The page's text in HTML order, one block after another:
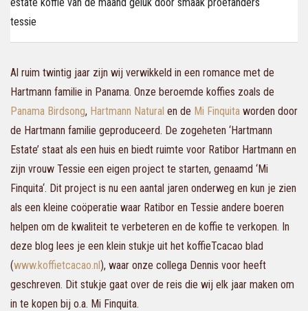
tessie
Al ruim twintig jaar zijn wij verwikkeld in een romance met de
Hartmann familie in Panama. Onze beroemde koffies zoals de
Panama Birdsong, Hartmann Natural en de Mi Finquita worden door
de Hartmann familie geproduceerd. De zogeheten ‘Hartmann
Estate’ staat als een huis en biedt ruimte voor Ratibor Hartmann en
zijn vrouw Tessie een eigen project te starten, genaamd ‘Mi
Finquita‘. Dit project is nu een aantal jaren onderweg en kun je zien
als een kleine coöperatie waar Ratibor en Tessie andere boeren
helpen om de kwaliteit te verbeteren en de koffie te verkopen. In
deze blog lees je een klein stukje uit het koffieTcacao blad
(www.koffietcacao.nl), waar onze collega Dennis voor heeft
geschreven. Dit stukje gaat over de reis die wij elk jaar maken om
in te kopen bij o.a. Mi Finquita.